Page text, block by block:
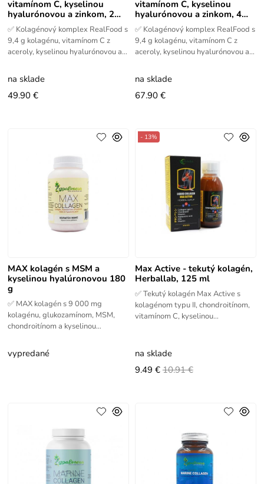
vitamínom C, kyselinou
hyalurónovou a zinkom, 20
sáčkov x 10 g
✅ Kolagénový komplex RealFood s
9,4 g kolagénu, vitamínom C z
aceroly, kyselinou hyalurónovou a
pokožky, vlasov a nechtov.
na sklade
49.90 €
vitamínom C, kyselinou
hyalurónovou a zinkom, 400
g
✅ Kolagénový komplex RealFood s
9,4 g kolagénu, vitamínom C z
aceroly, kyselinou hyalurónovou a
pokožky, vlasov a nechtov.
na sklade
67.90 €
MAX kolagén s MSM a
kyselinou hyalúronovou 180
g
✅ MAX kolagén s 9 000 mg
kolagénu, glukozamínom, MSM,
chondroitínom a kyselinou
pohybového aparátu v prášku.
vypredané
Max Active - tekutý kolagén,
Herballab, 125 ml
✅ Tekutý kolagén Max Active s
kolagénom typu II, chondroitínom,
vitamínom C, kyselinou
v
- 13%
na sklade
9.49 € 10.91 €